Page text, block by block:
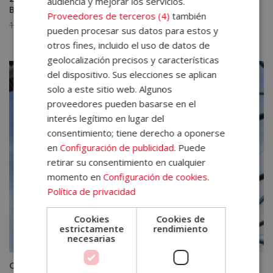
Business Publishing)
1.920,00
precio
original
era:
1.920,00€.
480,00
precio
actual
es:
480,00€.
Coordinador de Seguridad y Salud en Obras de
Proveedores de terceros (4) también
pueden procesar sus datos para estos y
otros fines, incluido el uso de datos de
geolocalización precisos y características
del dispositivo. Sus elecciones se aplican
solo a este sitio web. Algunos
proveedores pueden basarse en el
interés legítimo en lugar del
consentimiento; tiene derecho a oponerse
enConfiguración de publicidad. Puede
retirar su consentimiento en cualquier
momento enConfiguración de cookies.
Política de privacidad
Cookies
estrictamente
necesarias
Cookies de
rendimiento